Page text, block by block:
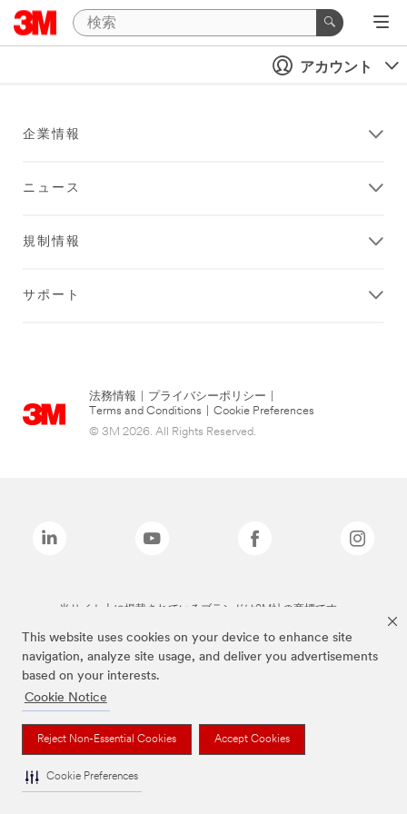
This website uses cookies on your device to enhance site
navigation, analyze site usage, and deliver you advertisements
based on your interests.
Cookie Notice
Reject Non-Essential Cookies Accept Cookies
Cookie Preferences
アカウント
企業情報
ニュース
規制情報
サポート
法務情報 プライバシーポリシー
Terms and Conditions
Cookie Preferences
© 3M 2026. All Rights Reserved.
当サイト上に掲載されているブランドは3M社の商標です。